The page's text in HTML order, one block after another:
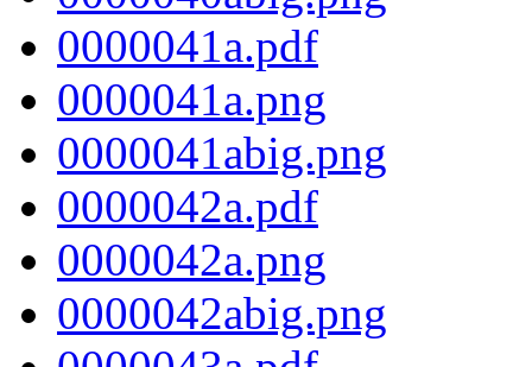
0000041a.pdf
0000041a.png
0000041abig.png
0000042a.pdf
0000042a.png
0000042abig.png